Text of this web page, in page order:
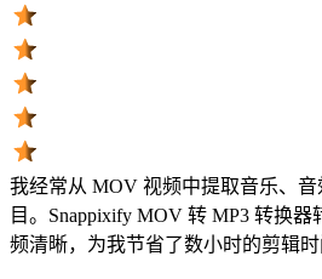
我经常从 MOV 视频中提取音乐、
目。Snappixify MOV 转 MP3 转换
频清晰，为我节省了数小时的剪辑时